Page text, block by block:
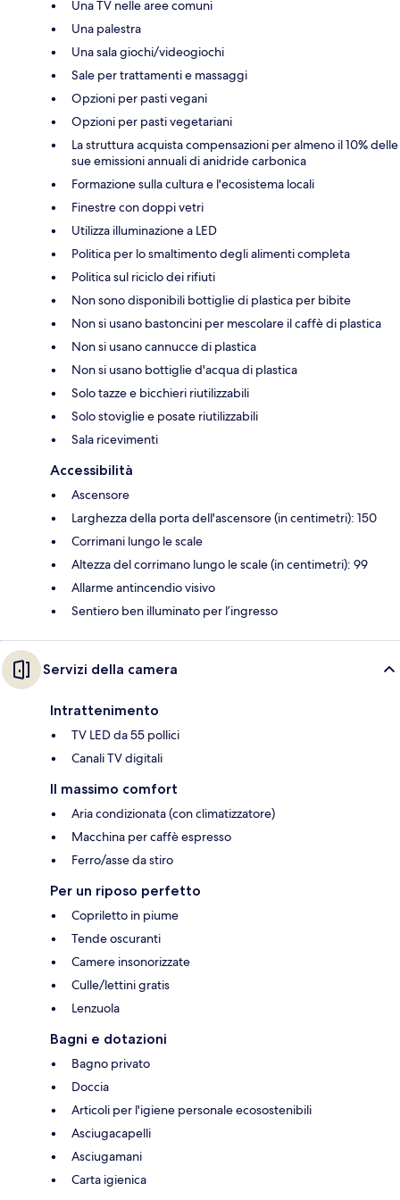
Una TV nelle aree comuni
Una palestra
Una sala giochi/videogiochi
Sale per trattamenti e massaggi
Opzioni per pasti vegani
Opzioni per pasti vegetariani
La struttura acquista compensazioni per almeno il 10% delle
sue emissioni annuali di anidride carbonica
Formazione sulla cultura e l'ecosistema locali
Finestre con doppi vetri
Utilizza illuminazione a LED
Politica per lo smaltimento degli alimenti completa
Politica sul riciclo dei rifiuti
Non sono disponibili bottiglie di plastica per bibite
Non si usano bastoncini per mescolare il caffè di plastica
Non si usano cannucce di plastica
Non si usano bottiglie d'acqua di plastica
Solo tazze e bicchieri riutilizzabili
Solo stoviglie e posate riutilizzabili
Sala ricevimenti
Accessibilità
Ascensore
Larghezza della porta dell'ascensore (in centimetri): 150
Corrimani lungo le scale
Altezza del corrimano lungo le scale (in centimetri): 99
Allarme antincendio visivo
Sentiero ben illuminato per l’ingresso
Servizi della camera
Intrattenimento
TV LED da 55 pollici
Canali TV digitali
Il massimo comfort
Aria condizionata (con climatizzatore)
Macchina per caffè espresso
Ferro/asse da stiro
Per un riposo perfetto
Copriletto in piume
Tende oscuranti
Camere insonorizzate
Culle/lettini gratis
Lenzuola
Bagni e dotazioni
Bagno privato
Doccia
Articoli per l'igiene personale ecosostenibili
Asciugacapelli
Asciugamani
Carta igienica